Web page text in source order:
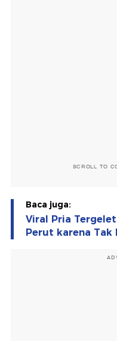
SCROLL TO
Baca juga:
Viral Pria
Perut karena Tak